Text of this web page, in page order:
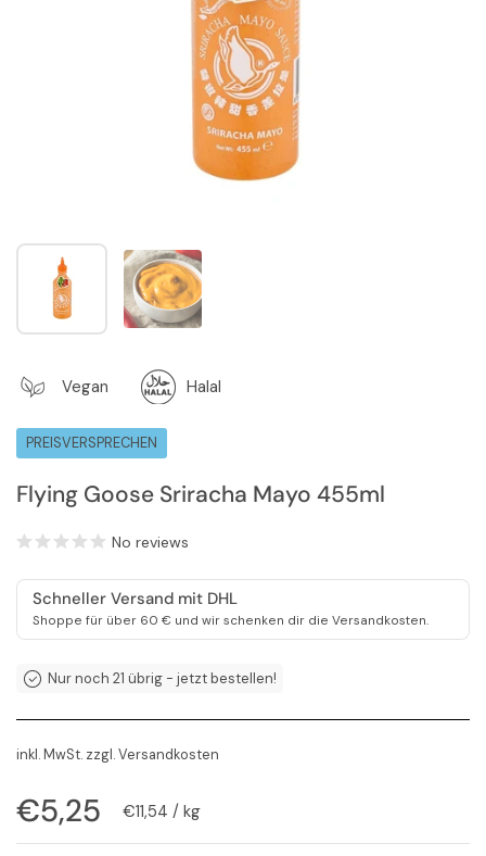
Zeige Folie 1 Zeige Folie 2
Vegan Halal
PREISVERSPRECHEN
Flying Goose Sriracha Mayo 455ml
No reviews
Schneller Versand mit DHL
Shoppe für über 60 € und wir schenken dir die Versandkosten.
Nur noch 21 übrig - jetzt bestellen!
inkl. MwSt. zzgl.Versandkosten
Regulärer Preis
€5,25 Stückpreis
€11,54 / kg